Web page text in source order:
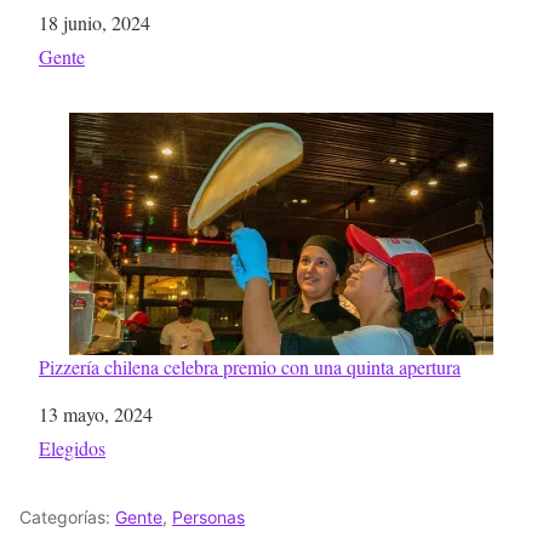
Fecha
18 junio, 2024
Respecto a
Gente
Pizzería chilena celebra premio con una quinta apertura
Fecha
13 mayo, 2024
Respecto a
Elegidos
Categorías: Gente, Personas